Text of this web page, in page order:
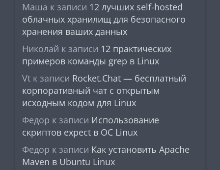
Маша к записи 12 лучших self-hosted
облачных хранилищ для безопасного
хранения ваших данных
Николай к записи 12 практических
примеров команды grep в Linux
Vt к записи Rocket.Chat — бесплатный
корпоративный чат с открытым
исходным кодом для Linux
Федор к записи Использование
скриптов expect в ОС Linux
Федор к записи Как установить Apache
Maven в Ubuntu Linux